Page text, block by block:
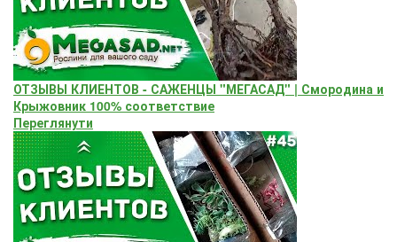
ОТЗЫВЫ КЛИЕНТОВ - САЖЕНЦЫ "МЕГАСАД" | Смородина и
Крыжовник 100% соответствие
Переглянути